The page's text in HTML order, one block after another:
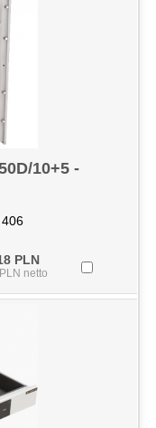
10+5 -
406
PLN
netto